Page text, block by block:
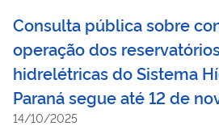
Consulta pública sobre
operação dos
hidrelétricas do Sistema
Paraná segue até 12 de
14/10/2025